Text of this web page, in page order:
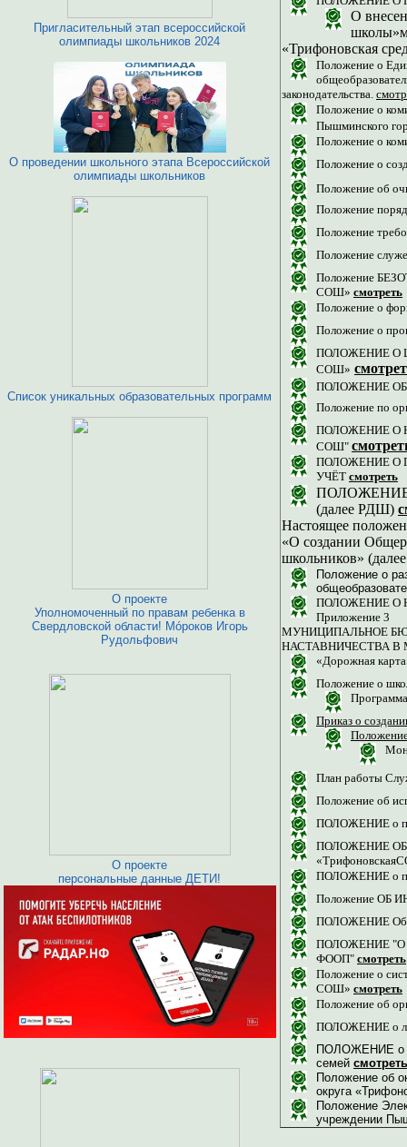
Пригласительный этап всероссийской
олимпиады школьников 2024
О проведении школьного этапа Всероссийской
олимпиады школьников
Список уникальных образовательных программ
О проекте
Уполномоченный по правам ребенка в
Свердловской области! Мóроков Игорь
Рудольфович
О проекте
персональные данные ДЕТИ!
О
«Трифоновская
Положение о
законодательства.
Положение о
Пышминского
Положение о
Положение о
Положение об
Положение
Положение
Положение
Положение
СОШ» смотреть
Положение о
Положение о
ПОЛОЖЕНИЕ О
СОШ»
ПОЛОЖЕНИЕ
Положение по
ПОЛОЖЕНИЕ О
СОШ"
ПОЛОЖЕНИЕ О
УЧЁТ смотреть
ПОЛОЖЕНИЕ
(далее РДШ)
Настоящее
«О создании
школьников»
Положение о
ПОЛОЖЕНИЕ О
Приложение 3
МУНИЦИПАЛЬНОЕ
НАСТАВНИЧЕСТВА В
«Дорожная
Положение о
Приказ о
План работы
Положение об
ПОЛОЖЕНИЕ о
ПОЛОЖЕНИЕ
ПОЛОЖЕНИЕ о
Положение ОБ
ПОЛОЖЕНИЕ Об
ПОЛОЖЕНИЕ "О
ФООП" смотреть
Положение о
СОШ» смотреть
Положение об
ПОЛОЖЕНИЕ о
ПОЛОЖЕНИЕ о
семей смотреть
Положение об
округа
​Положение
учреждении